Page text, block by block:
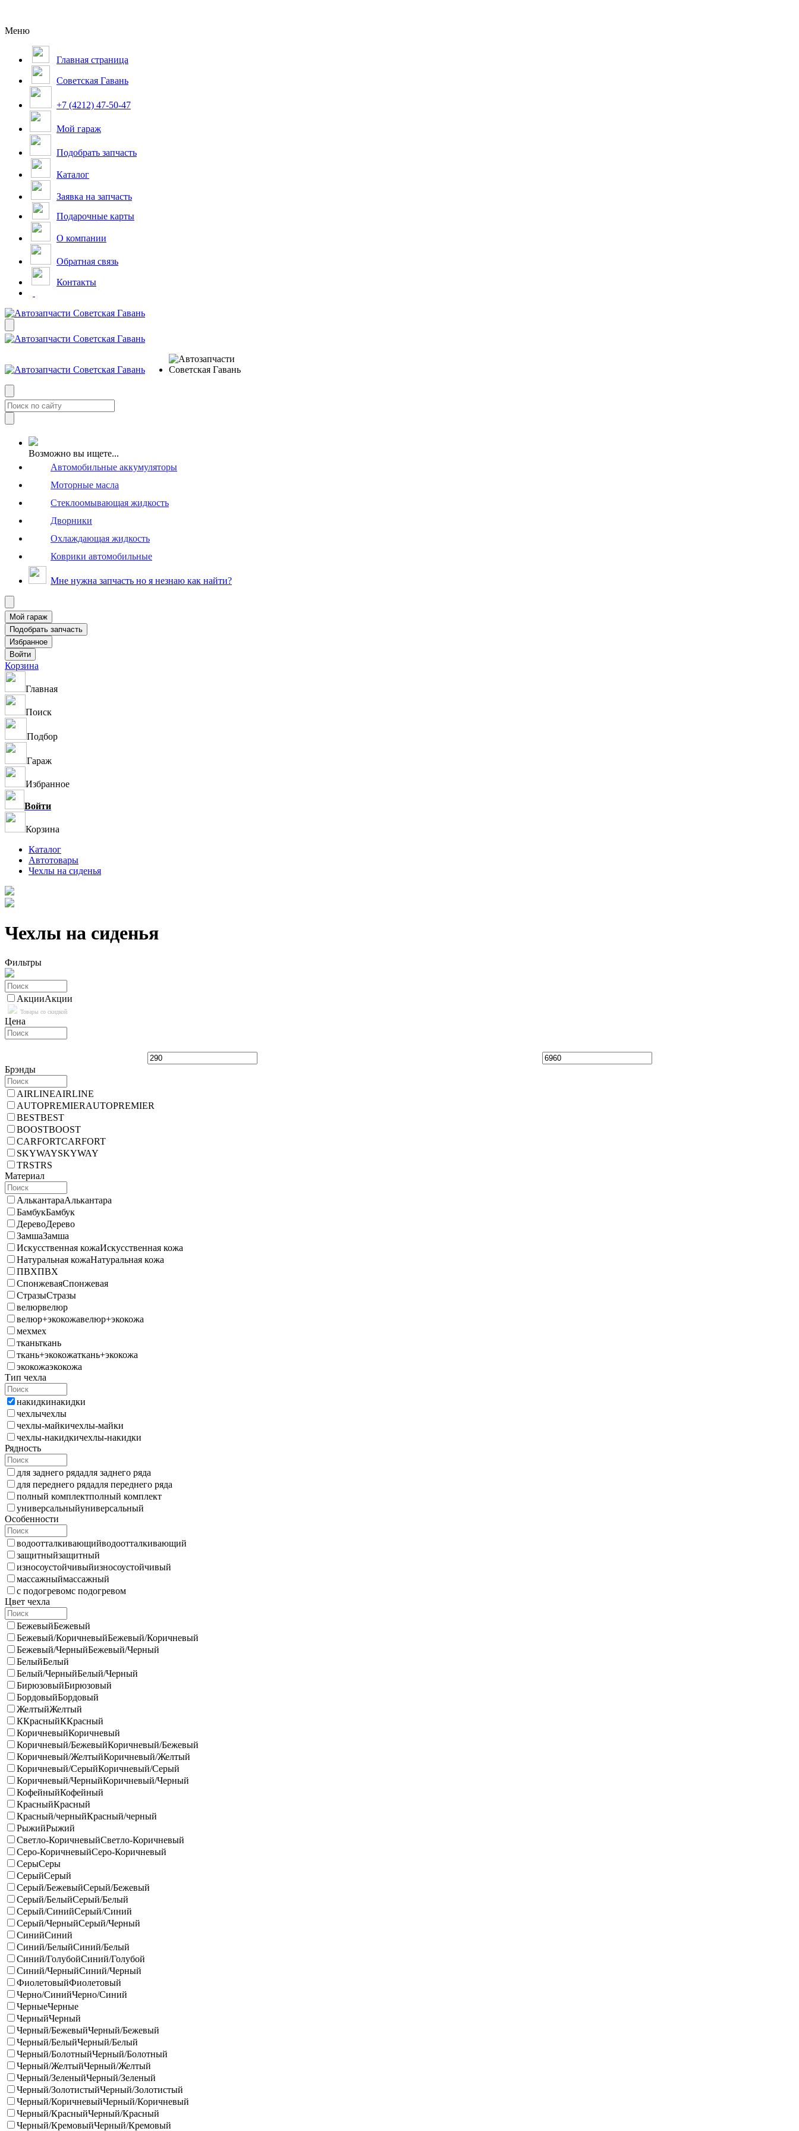
Меню
Главная страница
Советская Гавань
+7 (4212) 47-50-47
Мой гараж
Подобрать запчасть
Каталог
Заявка на запчасть
Подарочные карты
О компании
Обратная связь
Контакты
Возможно вы ищете...
Автомобильные аккумуляторы
Моторные масла
Стеклоомывающая жидкость
Дворники
Охлаждающая жидкость
Коврики автомобильные
Мне нужна запчасть но я незнаю как найти?
Корзина
Главная
Поиск
Подбор
Гараж
Избранное
Войти
Корзина
Каталог
Автотовары
Чехлы на сиденья
Чехлы на сиденья
Фильтры
АкцииАкции
Товары со скидкой
Цена
Брэнды
AIRLINEAIRLINE
AUTOPREMIERAUTOPREMIER
BESTBEST
BOOSTBOOST
CARFORTCARFORT
SKYWAYSKYWAY
TRSTRS
Материал
АлькантараАлькантара
БамбукБамбук
ДеревоДерево
ЗамшаЗамша
Искусственная кожаИскусственная кожа
Натуральная кожаНатуральная кожа
ПВХПВХ
СпонжеваяСпонжевая
СтразыСтразы
велюрвелюр
велюр+экокожавелюр+экокожа
мехмех
тканьткань
ткань+экокожаткань+экокожа
экокожаэкокожа
Тип чехла
накидкинакидки
чехлычехлы
чехлы-майкичехлы-майки
чехлы-накидкичехлы-накидки
Рядность
для заднего рядадля заднего ряда
для переднего рядадля переднего ряда
полный комплектполный комплект
универсальныйуниверсальный
Особенности
водоотталкивающийводоотталкивающий
защитныйзащитный
износоустойчивыйизносоустойчивый
массажныймассажный
с подогревомс подогревом
Цвет чехла
БежевыйБежевый
Бежевый/КоричневыйБежевый/Коричневый
Бежевый/ЧерныйБежевый/Черный
БелыйБелый
Белый/ЧерныйБелый/Черный
БирюзовыйБирюзовый
БордовыйБордовый
ЖелтыйЖелтый
ККрасныйККрасный
КоричневыйКоричневый
Коричневый/БежевыйКоричневый/Бежевый
Коричневый/ЖелтыйКоричневый/Желтый
Коричневый/СерыйКоричневый/Серый
Коричневый/ЧерныйКоричневый/Черный
КофейныйКофейный
КрасныйКрасный
Красный/черныйКрасный/черный
РыжийРыжий
Светло-КоричневыйСветло-Коричневый
Серо-КоричневыйСеро-Коричневый
СерыСеры
СерыйСерый
Серый/БежевыйСерый/Бежевый
Серый/БелыйСерый/Белый
Серый/СинийСерый/Синий
Серый/ЧерныйСерый/Черный
СинийСиний
Синий/БелыйСиний/Белый
Синий/ГолубойСиний/Голубой
Синий/ЧерныйСиний/Черный
ФиолетовыйФиолетовый
Черно/СинийЧерно/Синий
ЧерныеЧерные
ЧерныйЧерный
Черный/БежевыйЧерный/Бежевый
Черный/БелыйЧерный/Белый
Черный/БолотныйЧерный/Болотный
Черный/ЖелтыйЧерный/Желтый
Черный/ЗеленыйЧерный/Зеленый
Черный/ЗолотистыйЧерный/Золотистый
Черный/КоричневыйЧерный/Коричневый
Черный/КрасныйЧерный/Красный
Черный/КремовыйЧерный/Кремовый